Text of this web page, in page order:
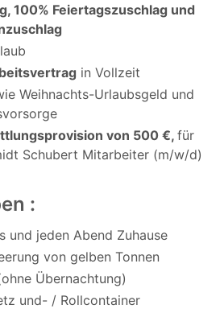
100% Feiertagszuschlag und
in Vollzeit
Weihnachts-Urlaubsgeld und
von 500 €, für
Schubert Mitarbeiter (m/w/d)
:
und jeden Abend Zuhause
von gelben Tonnen
Übernachtung)
und- / Rollcontainer